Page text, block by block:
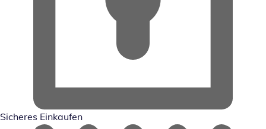
Sicheres Einkaufen